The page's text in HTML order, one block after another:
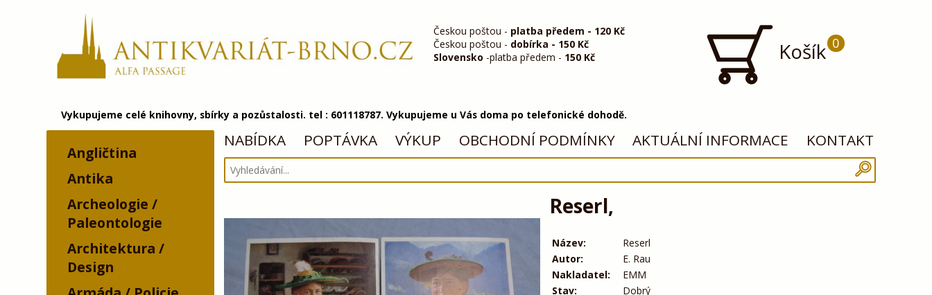
Českou poštou - platba předem - 120 Kč
Českou poštou - dobírka - 150 Kč
Slovensko -platba předem - 150 Kč Košík 0
Vykupujeme celé knihovny, sbírky a pozůstalosti. tel : 601118787. Vykupujeme u Vás doma po telefonické dohodě.
Angličtina
Antika
Archeologie /
Paleontologie
Architektura /
Design
NABÍDKA POPTÁVKA VÝKUP OBCHODNÍ PODMÍNKY AKTUÁLNÍ INFORMACE KONTAKT
Reserl,
Název:
Reserl
Autor:
E. Rau
Nakladatel:
EMM
Stav:
Dobrý